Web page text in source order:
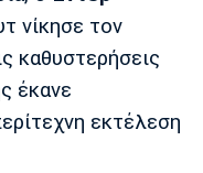
Μαρσέιγ
νίκησε τον
καθυστερήσεις
έκανε
εκτέλεση